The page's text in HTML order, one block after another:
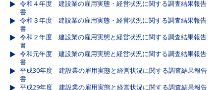
令和４年度 建設業の雇用実態・経営状況に関する調査結果報告
書
令和３年度 建設業の雇用実態・経営状況に関する調査結果報告
書
令和２年度 建設業の雇用実態と経営状況に関する調査結果報告
書
令和元年度 建設業の雇用実態と経営状況に関する調査結果報告
書
平成30年度 建設業の雇用実態と経営状況に関する調査結果報告
書
平成29年度 建設業の雇用実態と経営状況に関する調査結果報告